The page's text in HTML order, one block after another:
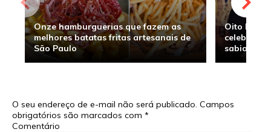
Onze hamburguerias que fazem as
melhores batatas fritas artesanais de
São Paulo
Oito
sabia
O seu endereço de e-mail não será publicado. Campos
obrigatórios são marcados com *
Comentário